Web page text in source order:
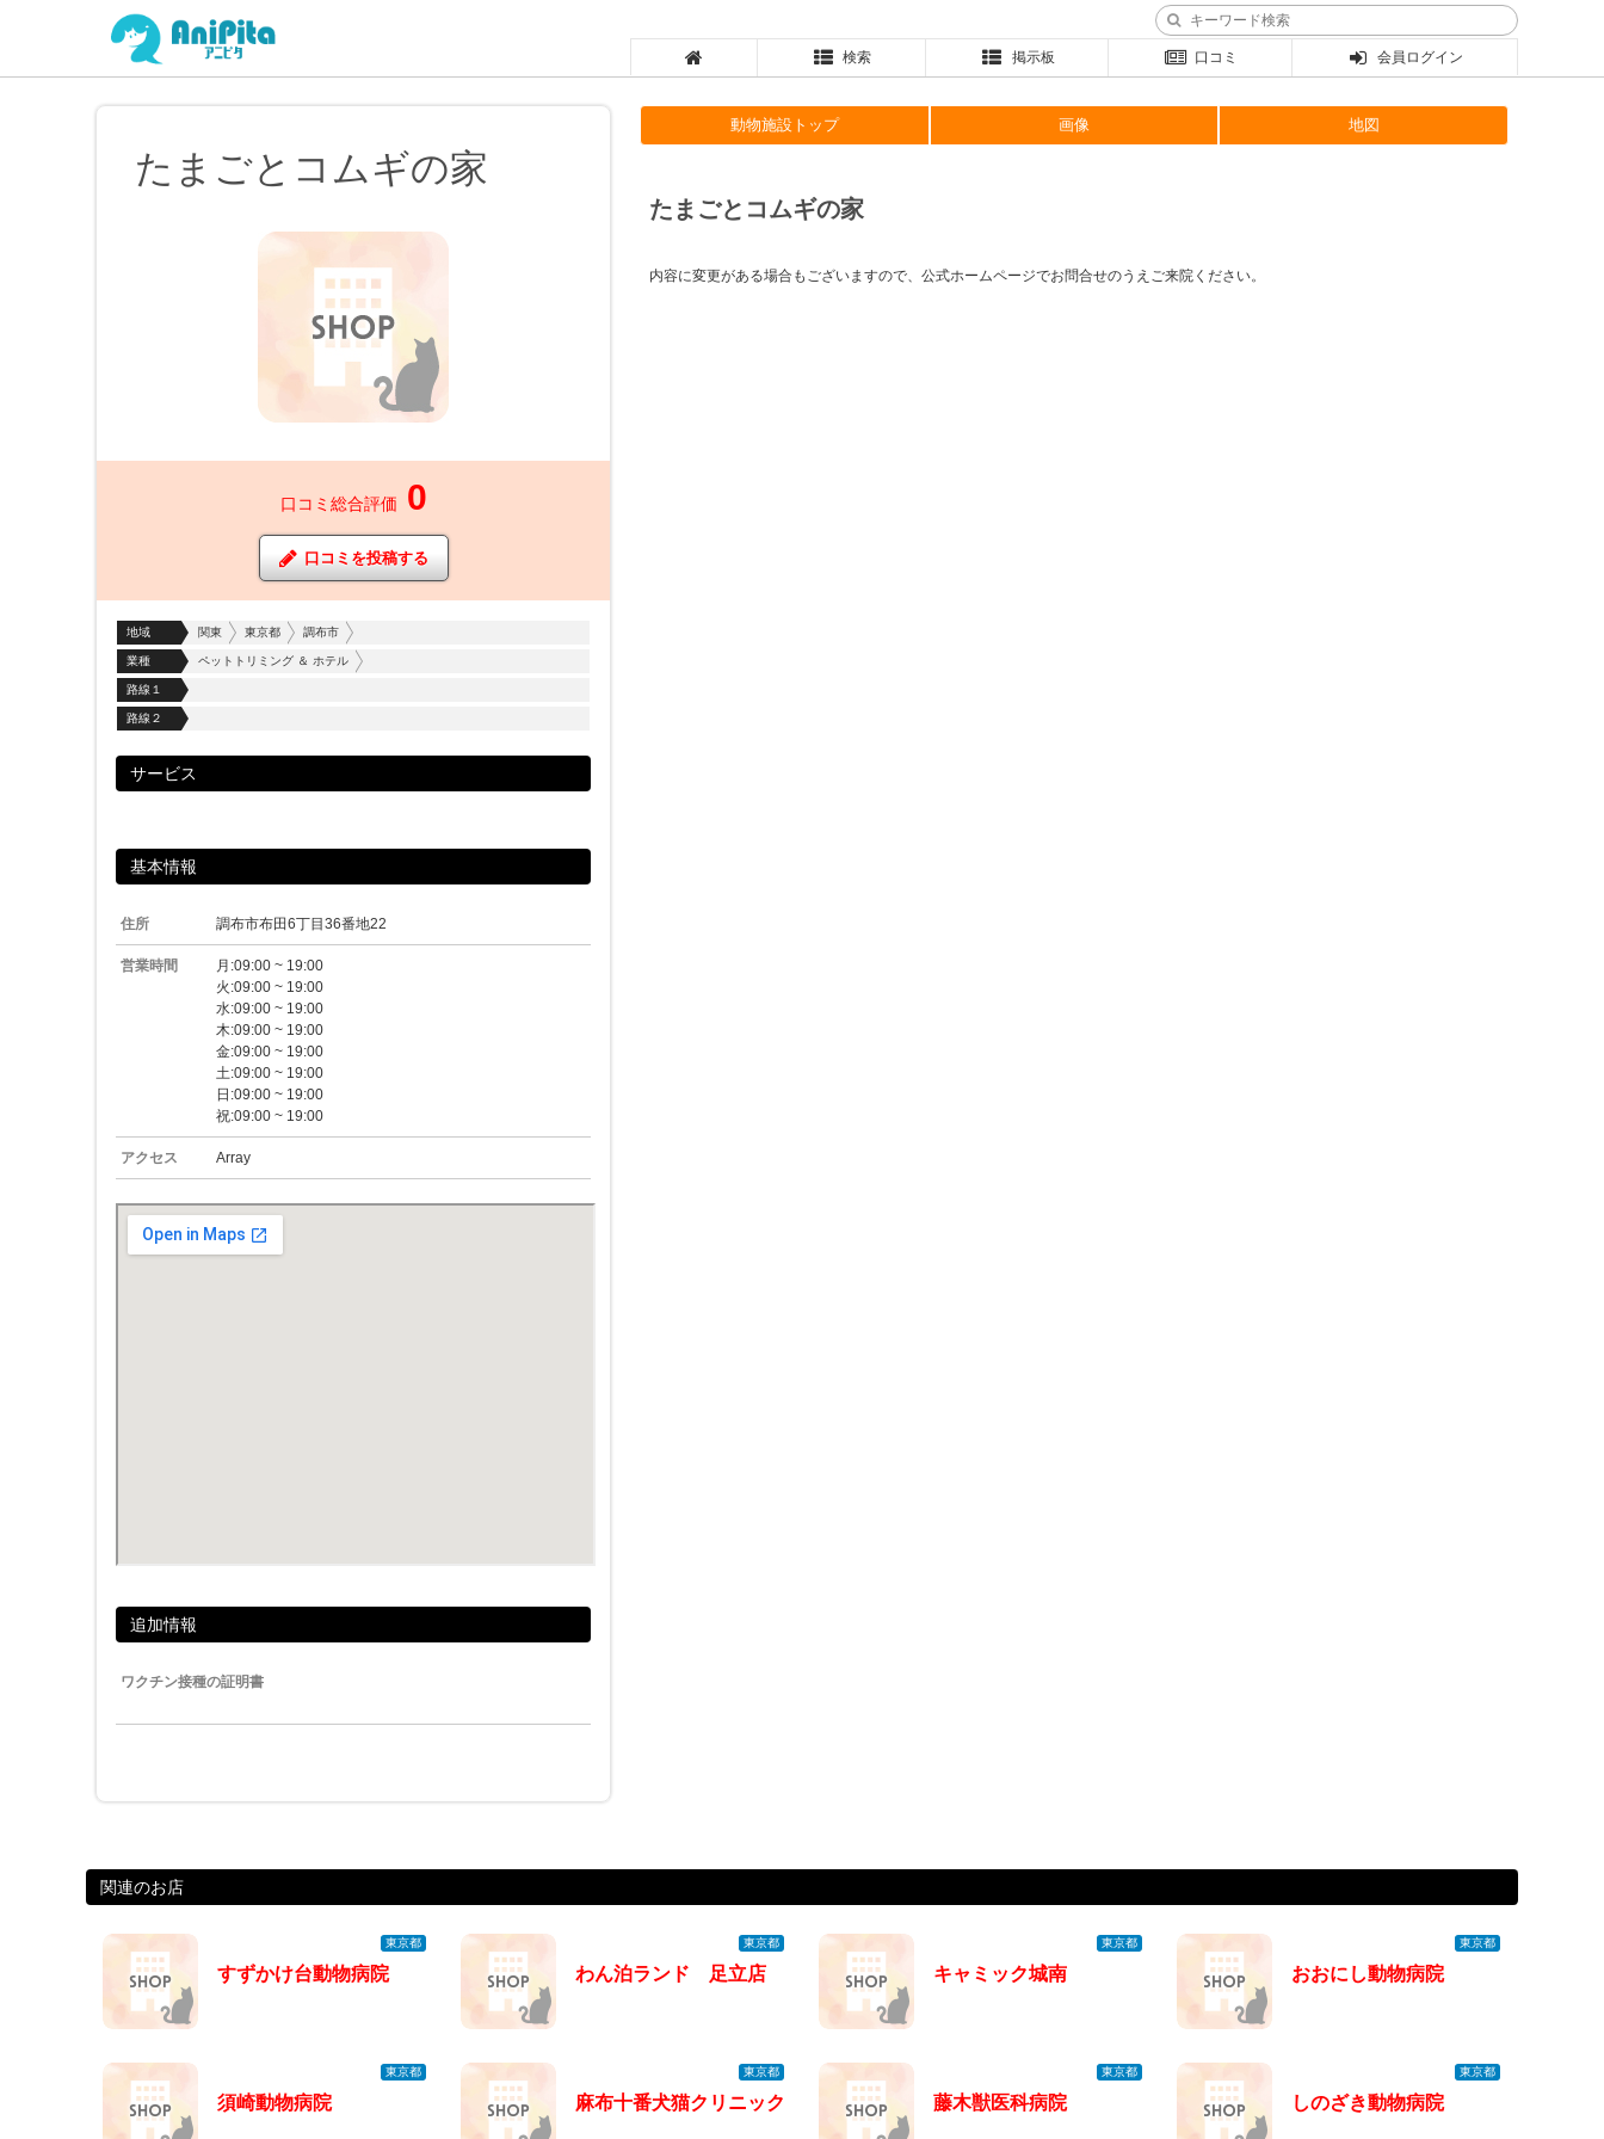
検索 掲示板 口コミ 会員ログイン
たまごとコムギの家
口コミ総合評価 0
口コミを投稿する
地域 関東 東京都 調布市
業種 ペットトリミング ＆ ホテル
路線１
路線２
サービス
基本情報
住所 調布市布田6丁目36番地22
営業時間
月:09:00 ~ 19:00
火:09:00 ~ 19:00
水:09:00 ~ 19:00
木:09:00 ~ 19:00
金:09:00 ~ 19:00
土:09:00 ~ 19:00
日:09:00 ~ 19:00
祝:09:00 ~ 19:00
アクセス Array
追加情報
ワクチン接種の証明書
動物施設トップ 画像 地図
たまごとコムギの家
内容に変更がある場合もございますので、公式ホームページでお問合せのうえご来院ください。
関連のお店
東京都
すずかけ台動物病院
東京都
わん泊ランド 足立店
東京都
キャミック城南
東京都
おおにし動物病院
東京都
須崎動物病院
東京都
麻布十番犬猫クリニック
東京都
藤木獣医科病院
東京都
しのざき動物病院